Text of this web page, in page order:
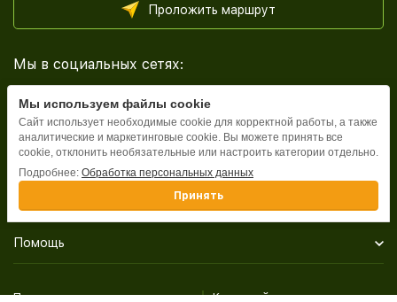
Проложить маршрут
Мы в социальных сетях:
Каталог
Помощь
Политика персональных данных Карта сайта
Мы используем файлы cookie
Сайт использует необходимые cookie для корректной работы, а также
аналитические и маркетинговые cookie. Вы можете принять все
cookie, отклонить необязательные или настроить категории отдельно.
Подробнее: Обработка персональных данных
Принять